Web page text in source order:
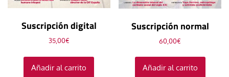
Suscripción digital
35,00€
Añadir al carrito
Suscripción normal
60,00€
Añadir al carrito